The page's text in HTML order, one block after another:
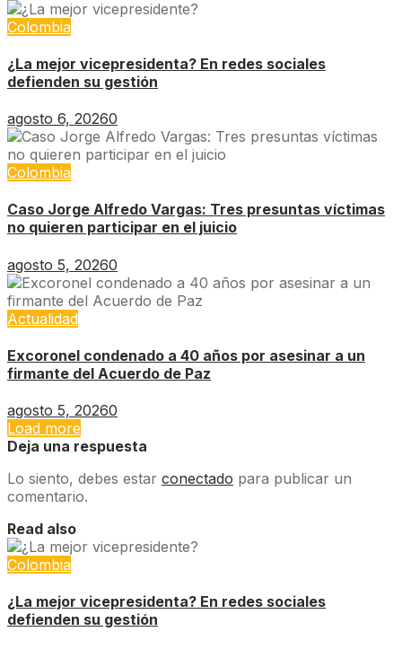
Colombia
¿La mejor vicepresidenta? En redes sociales
defienden su gestión
agosto 6, 20260
Colombia
Caso Jorge Alfredo Vargas: Tres presuntas víctimas
no quieren participar en el juicio
agosto 5, 20260
Actualidad
Excoronel condenado a 40 años por asesinar a un
firmante del Acuerdo de Paz
agosto 5, 20260
Load more
Deja una respuesta
Lo siento, debes estar conectado para publicar un
comentario.
Read also
Colombia
¿La mejor vicepresidenta? En redes sociales
defienden su gestión